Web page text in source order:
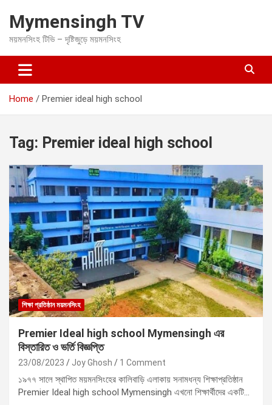
t
c
Mymensingh TV
ময়মনসিংহ টিভি – দৃষ্টিজুড়ে ময়মনসিংহ
Home Premier ideal high school
Tag: Premier ideal high school
শিক্ষা প্রতিষ্ঠান ময়মনসিংহ
Premier Ideal high school Mymensingh এর
বিস্তারিত ও ভর্তি বিজ্ঞপ্তি
23/08/2023 Joy Ghosh 1 Comment
১৯৭৭ সালে স্থাপিত ময়মনসিংহের কালিবাড়ি এলাকায় সনামধন্য শিক্ষাপ্রতিষ্ঠান
Premier Ideal high school Mymensingh এখনো শিক্ষার্থীদের একটি…